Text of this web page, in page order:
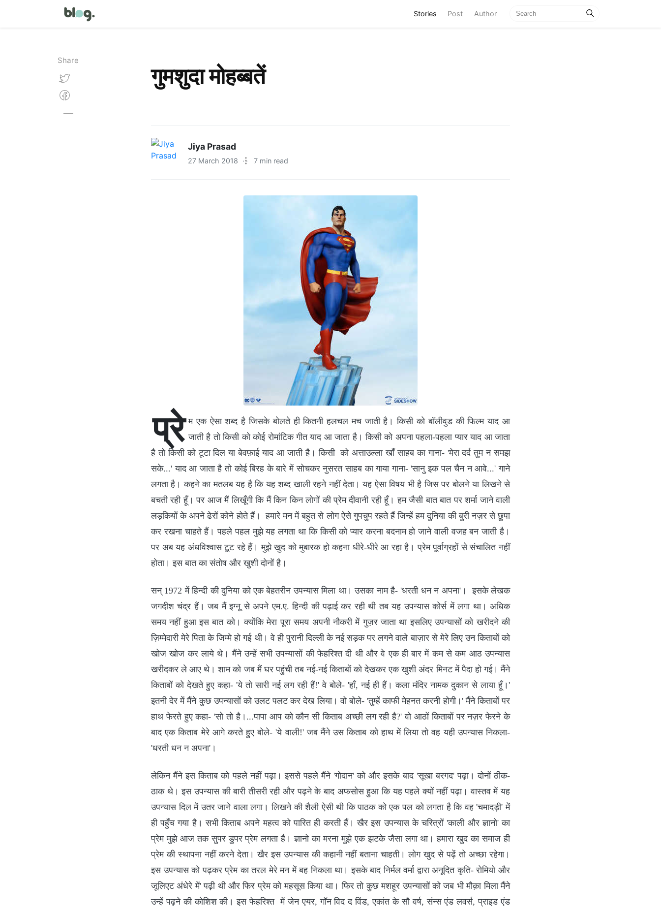
Stories (current)
Post Author
Share
गुमशुदा मोहब्बतें
Jiya Prasad
27 March 2018 · 7 min read
प्रे म एक ऐसा शब्द है जिसके बोलते ही कितनी हलचल मच जाती है। किसी को बॉलीवुड की फिल्म याद आ
जाती है तो किसी को कोई रोमांटिक गीत याद आ जाता है। किसी को अपना पहला-पहला प्यार याद आ जाता
है तो किसी को टूटा दिल या बेवफ़ाई याद आ जाती है। किसी को अत्ताउल्ला खाँ साहब का गाना- 'मेरा दर्द तुम न समझ
सके...' याद आ जाता है तो कोई बिरह के बारे में सोचकर नुसरत साहब का गाया गाना- 'सानु इक पल चैन न आवे...' गाने
लगता है। कहने का मतलब यह है कि यह शब्द खाली रहने नहीं देता। यह ऐसा विषय भी है जिस पर बोलने या लिखने से
बचती रही हूँ। पर आज मैं लिखूँगी कि मैं किन किन लोगों की प्रेम दीवानी रही हूँ। हम जैसी बात बात पर शर्मा जाने वाली
लड़कियों के अपने ढेरों कोने होते हैं। हमारे मन में बहुत से लोग ऐसे गुपचुप रहते हैं जिन्हें हम दुनिया की बुरी नज़र से छुपा
कर रखना चाहते हैं। पहले पहल मुझे यह लगता था कि किसी को प्यार करना बदनाम हो जाने वाली वजह बन जाती है।
पर अब यह अंधविश्वास टूट रहे हैं। मुझे खुद को मुबारक हो कहना धीरे-धीरे आ रहा है। प्रेम पूर्वाग्रहों से संचालित नहीं
होता। इस बात का संतोष और खुशी दोनों है।
सन् 1972 में हिन्दी की दुनिया को एक बेहतरीन उपन्यास मिला था। उसका नाम है- 'धरती धन न अपना'। इसके लेखक
जगदीश चंद्र हैं। जब मैं इग्नू से अपने एम.ए. हिन्दी की पढ़ाई कर रही थी तब यह उपन्यास कोर्स में लगा था। अधिक
समय नहीं हुआ इस बात को। क्योंकि मेरा पूरा समय अपनी नौकरी में गुज़र जाता था इसलिए उपन्यासों को खरीदने की
ज़िम्मेदारी मेरे पिता के जिम्मे हो गई थी। वे ही पुरानी दिल्ली के नई सड़क पर लगने वाले बाज़ार से मेरे लिए उन किताबों को
खोज खोज कर लाये थे। मैंने उन्हें सभी उपन्यासों की फेहरिश्त दी थी और वे एक ही बार में कम से कम आठ उपन्यास
खरीदकर ले आए थे। शाम को जब मैं घर पहुंची तब नई-नई किताबों को देखकर एक खुशी अंदर मिनट में पैदा हो गई। मैंने
किताबों को देखते हुए कहा- 'ये तो सारी नई लग रही हैं!' वे बोले- 'हाँ, नई ही हैं। कला मंदिर नामक दुकान से लाया हूँ।'
इतनी देर में मैंने कुछ उपन्यासों को उलट पलट कर देख लिया। वो बोले- 'तुम्हें काफी मेहनत करनी होगी।' मैंने किताबों पर
हाथ फेरते हुए कहा- 'सो तो है।...पापा आप को कौन सी किताब अच्छी लग रही है?' वो आठों किताबों पर नज़र फेरने के
बाद एक किताब मेरे आगे करते हुए बोले- 'ये वाली!' जब मैंने उस किताब को हाथ में लिया तो वह यही उपन्यास निकला-
'धरती धन न अपना'।
लेकिन मैंने इस किताब को पहले नहीं पढ़ा। इससे पहले मैंने 'गोदान' को और इसके बाद 'सूखा बरगद' पढ़ा। दोनों ठीक-
ठाक थे। इस उपन्यास की बारी तीसरी रही और पढ़ने के बाद अफसोस हुआ कि यह पहले क्यों नहीं पढ़ा। वास्तव में यह
उपन्यास दिल में उतर जाने वाला लगा। लिखने की शैली ऐसी थी कि पाठक को एक पल को लगता है कि वह 'चमादड़ी' में
ही पहुँच गया है। सभी किताब अपने महत्व को पारित ही करती हैं। खैर इस उपन्यास के चरित्रों 'काली और ज्ञानो' का
प्रेम मुझे आज तक सुपर डुपर प्रेम लगता है। ज्ञानो का मरना मुझे एक झटके जैसा लगा था। हमारा खुद का समाज ही
प्रेम की स्थापना नहीं करने देता। खैर इस उपन्यास की कहानी नहीं बताना चाहती। लोग खुद से पढ़ें तो अच्छा रहेगा।
इस उपन्यास को पढ़कर प्रेम का तरल मेरे मन में बह निकला था। इसके बाद निर्मल वर्मा द्वारा अनूदित कृति- रोमियो और
जूलिएट अंधेरे में' पढ़ी थी और फिर प्रेम को महसूस किया था। फिर तो कुछ मशहूर उपन्यासों को जब भी मौक़ा मिला मैंने
उन्हें पढ़ने की कोशिश की। इस फेहरिश्त में जेन एयर, गॉन विद द विंड, एकांत के सौ वर्ष, संन्स एंड लवर्स, प्राइड एंड